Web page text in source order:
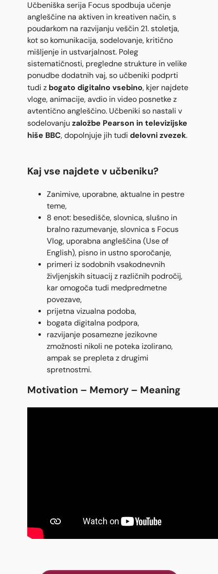
Učbeniška serija Focus spodbuja učenje
angleščine na aktiven in kreativen način, s
poudarkom na razvijanju veščin 21. stoletja,
kot so komunikacija, sodelovanje, kritično
mišljenje in ustvarjalnost. Poleg
sistematičnosti, pregledne strukture in velike
ponudbe dodatnih vaj, so učbeniki podprti
tudi z bogato digitalno vsebino, kjer najdete
vloge, animacije, avdio in video posnetke z
avtentično angleščino. Učbeniki so nastali v
sodelovanju založbe Pearson in televizijske
hiše BBC, dopolnjuje jih tudi delovni zvezek.
Kaj vse najdete v učbeniku?
Zanimive, uporabne, aktualne in pestre
teme,
8 enot: besedišče, slovnica, slušno in
bralno razumevanje, slovnica s Focus
Vlog, uporabna angleščina (Use of
English), pisno in ustno sporočanje,
primeri iz sodobnih vsakodnevnih
življenjskih situacij z različnih področij,
kar omogoča tudi medpredmetne
povezave,
prijetna vizualna podoba,
bogata digitalna podpora,
razvijanje posamezne jezikovne
zmožnosti nikoli ne poteka izolirano,
ampak se prepleta z drugimi
spretnostmi.
Motivation – Memory – Meaning